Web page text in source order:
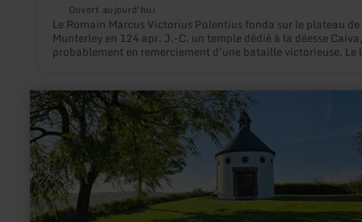
Ouvert aujourd'hui
Le Romain Marcus Victorius Polentius fonda sur le plateau de
Munterley en 124 apr. J.-C. un temple dédié à la déesse Caiva,
probablement en remerciement d'une bataille victorieuse. Le
(sanctuaire) des Jodd", où "Jodd" est synonyme de "patine
baptismale". Les matronnes celtiques avaient à peu près les
fonctions que les patines de baptême catholiques.
en
savoir
plus
sur
:
Kapelle
Wahlhausen